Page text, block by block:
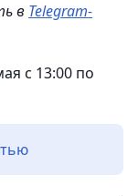
в Telegram-
с 13:00 по